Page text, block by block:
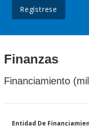
Regístrese
Finanzas
Financiamiento
Entidad De